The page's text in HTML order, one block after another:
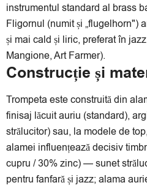
instrumentul standard al brass
Fligornul (numit și „flugelhorn")
și mai cald și liric, preferat în
Mangione, Art Farmer).
Construcție și
Trompeta este construită din
finisaj lăcuit auriu (standard),
strălucitor) sau, la modele de
alamei influențează decisiv
cupru / 30% zinc) — sunet
pentru fanfară și jazz; alama